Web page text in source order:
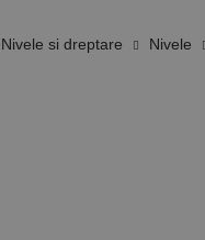
Nivele si dreptare Nivele